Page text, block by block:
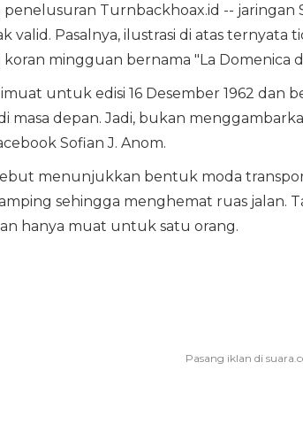
penelusuran Turnbackhoax.id -- jaringan
valid. Pasalnya, ilustrasi di atas ternyata
mingguan bernama "La Domenica
untuk edisi 16 Desember 1962
masa depan. Jadi, bukan
Sofian J. Anom.
menunjukkan bentuk moda
sehingga menghemat ruas jalan.
hanya muat untuk satu orang.